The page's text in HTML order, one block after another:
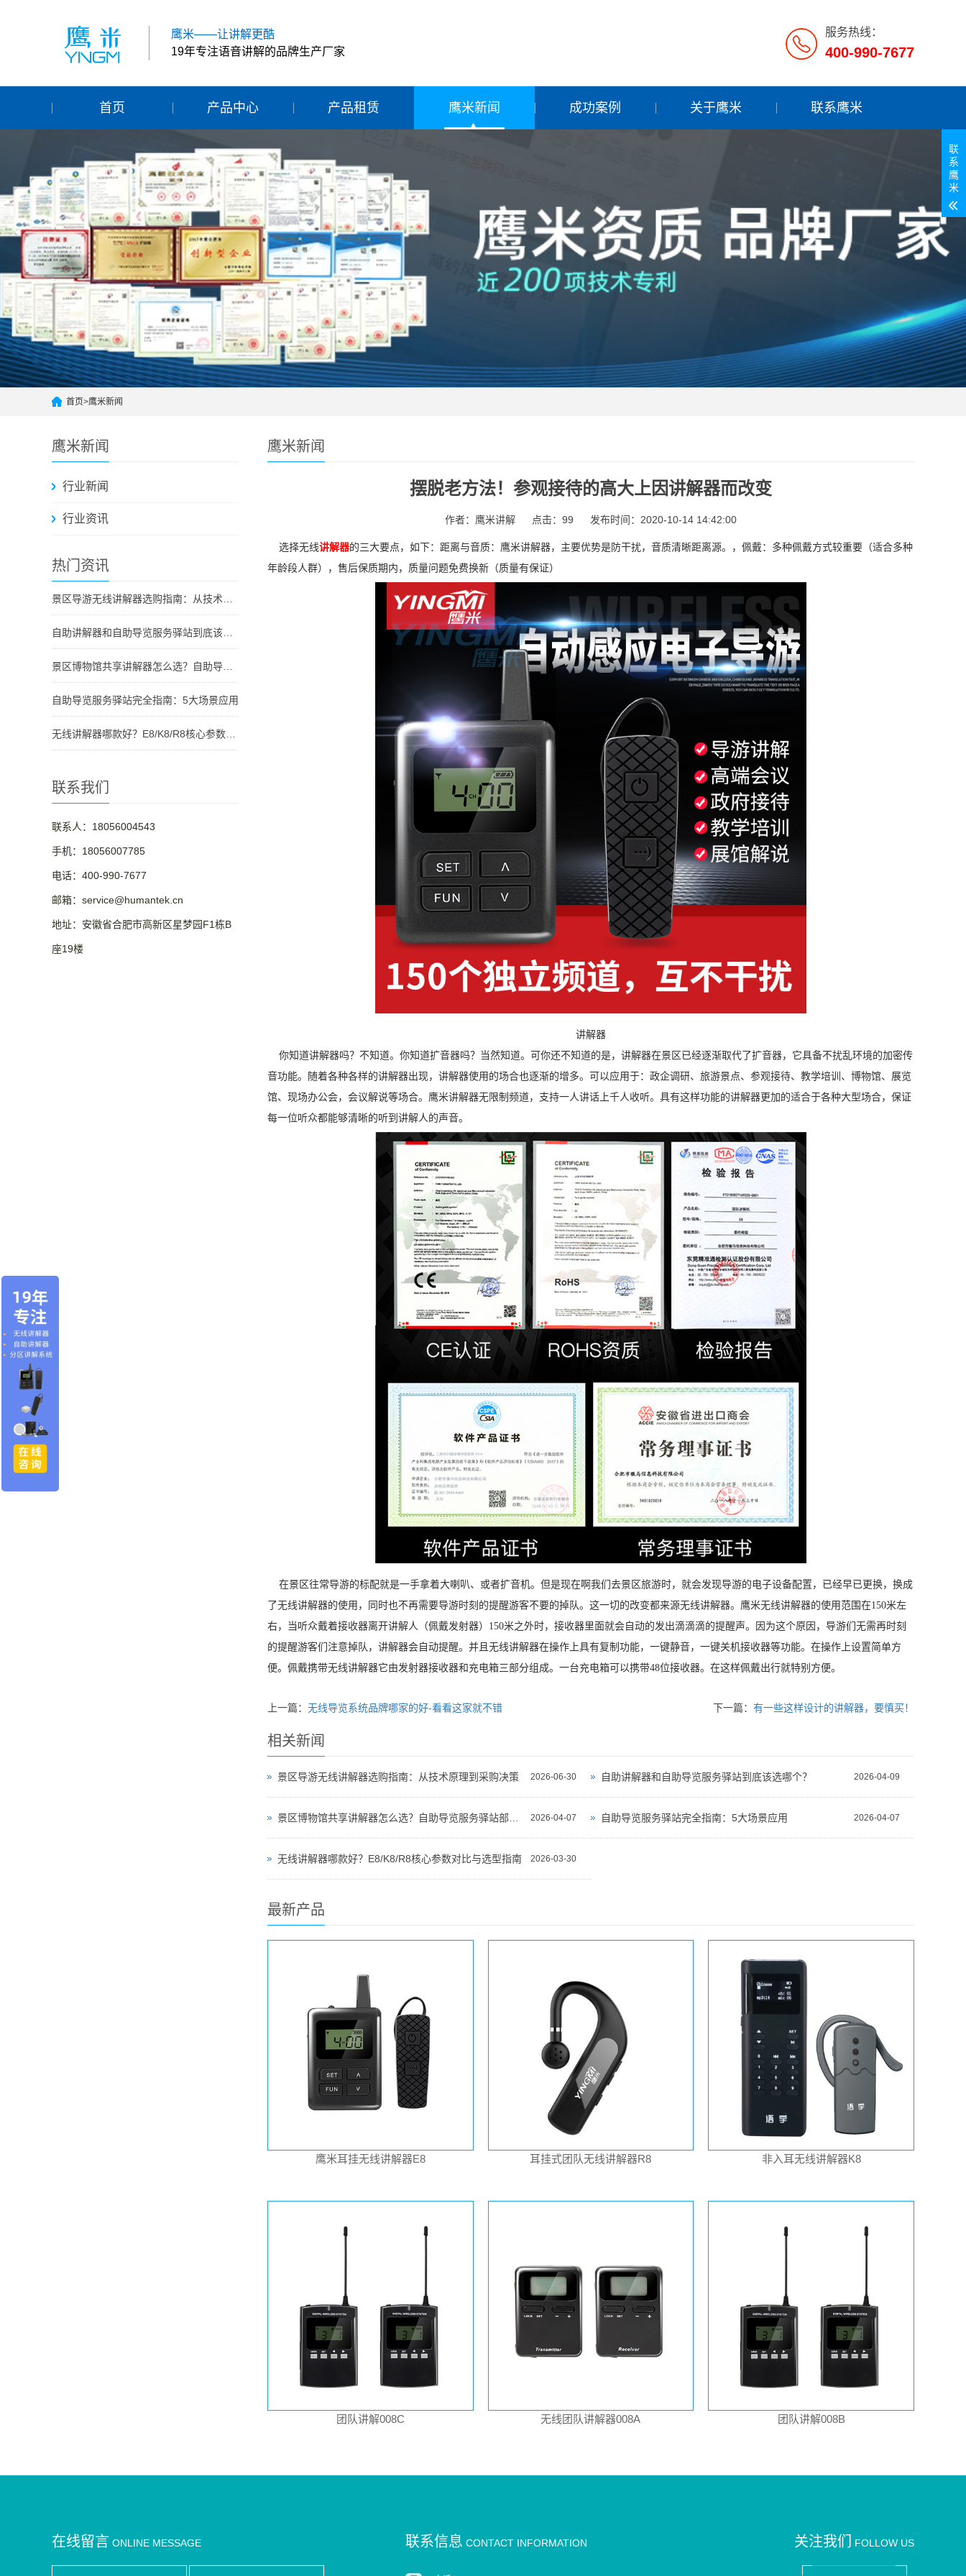
服务热线：
400-990-7677
鹰米——让讲解更酷
19年专注语音讲解的品牌生产厂家
首页 产品中心 产品租赁 鹰米新闻 成功案例 关于鹰米 联系鹰米
首页>鹰米新闻
鹰米新闻
行业新闻
行业资讯
热门资讯
自助导览服务驿站完全指南：5大场景应用
联系我们
联系人：18056004543
手机：18056007785
电话：400-990-7677
邮箱：service@humantek.cn
地址：安徽省合肥市高新区星梦园F1栋B
座19楼
鹰米新闻
摆脱老方法！参观接待的高大上因讲解器而改变
作者：鹰米讲解 点击：99 发布时间：2020-10-14 14:42:00
选择无线讲解器的三大要点，如下：距离与音质：鹰米讲解器，主要优势是防干扰，音质清晰距离源。，佩戴：多种佩戴方式较重要（适合多种
年龄段人群），售后保质期内，质量问题免费换新（质量有保证）
讲解器
你知道讲解器吗？不知道。你知道扩音器吗？当然知道。可你还不知道的是，讲解器在景区已经逐渐取代了扩音器，它具备不扰乱环境的加密传
音功能。随着各种各样的讲解器出现，讲解器使用的场合也逐渐的增多。可以应用于：政企调研、旅游景点、参观接待、教学培训、博物馆、展览
馆、现场办公会，会议解说等场合。鹰米讲解器无限制频道，支持一人讲话上千人收听。具有这样功能的讲解器更加的适合于各种大型场合，保证
每一位听众都能够清晰的听到讲解人的声音。
在景区往常导游的标配就是一手拿着大喇叭、或者扩音机。但是现在啊我们去景区旅游时，就会发现导游的电子设备配置，已经早已更换，换成
了无线讲解器的使用，同时也不再需要导游时刻的提醒游客不要的掉队。这一切的改变都来源无线讲解器。鹰米无线讲解器的使用范围在150米左
右，当听众戴着接收器离开讲解人（佩戴发射器）150米之外时，接收器里面就会自动的发出滴滴滴的提醒声。因为这个原因，导游们无需再时刻
的提醒游客们注意掉队，讲解器会自动提醒。并且无线讲解器在操作上具有复制功能，一键静音，一键关机接收器等功能。在操作上设置简单方
便。佩戴携带无线讲解器它由发射器接收器和充电箱三部分组成。一台充电箱可以携带48位接收器。在这样佩戴出行就特别方便。
上一篇： 无线导览系统品牌哪家的好-看看这家就不错 下一篇： 有一些这样设计的讲解器，要慎买！
相关新闻
2026-06-30
景区导游无线讲解器选购指南：从技术原理到采购决策 2026-04-09
自助讲解器和自助导览服务驿站到底该选哪个？
2026-04-07 2026-04-07
自助导览服务驿站完全指南：5大场景应用
2026-03-30
无线讲解器哪款好？E8/K8/R8核心参数对比与选型指南
最新产品
鹰米耳挂无线讲解器E8 耳挂式团队无线讲解器R8 非入耳无线讲解器K8
团队讲解008C 无线团队讲解器008A 团队讲解008B
关注我们 FOLLOW US
在线留言 ONLINE MESSAGE 联系信息 CONTACT INFORMATION
联
系
鹰
米